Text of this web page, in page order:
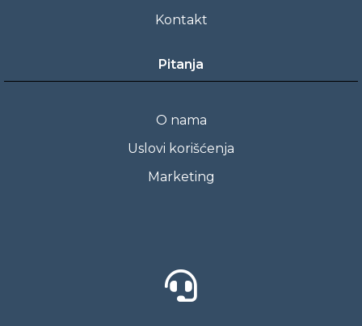
Kontakt
Pitanja
O nama
Uslovi korišćenja
Marketing